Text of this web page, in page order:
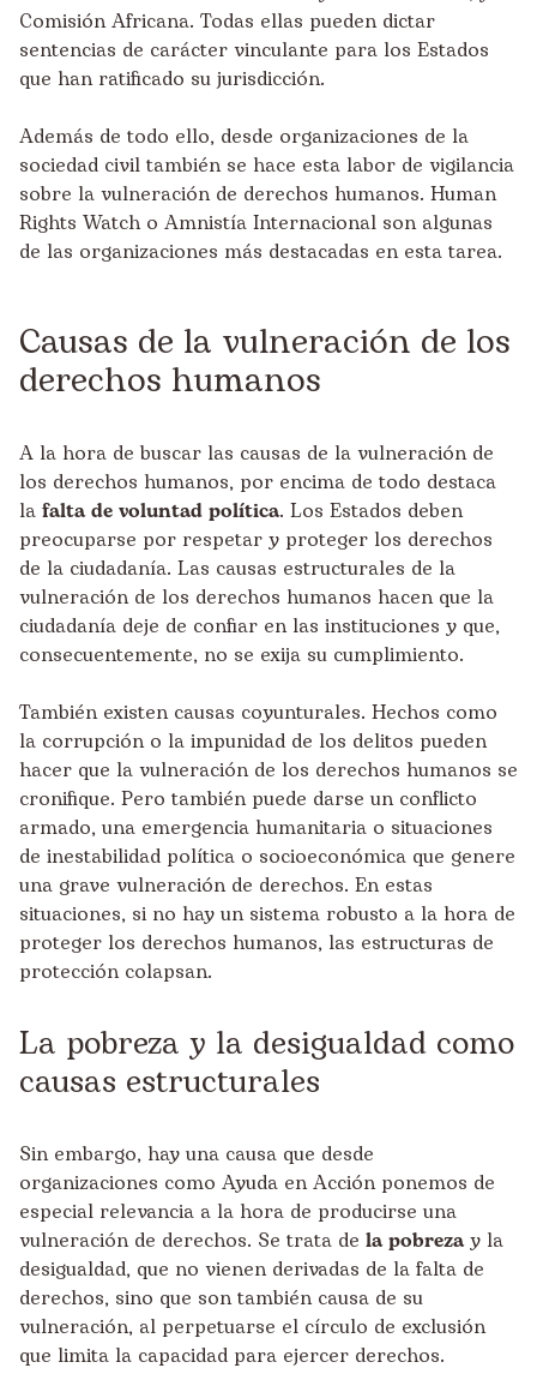
Comisión Africana. Todas ellas pueden dictar
sentencias de carácter vinculante para los Estados
que han ratificado su jurisdicción.
Además de todo ello, desde organizaciones de la
sociedad civil también se hace esta labor de vigilancia
sobre la vulneración de derechos humanos. Human
Rights Watch o Amnistía Internacional son algunas
de las organizaciones más destacadas en esta tarea.
Causas de la vulneración de los
derechos humanos
A la hora de buscar las causas de la vulneración de
los derechos humanos, por encima de todo destaca
la falta de voluntad política. Los Estados deben
preocuparse por respetar y proteger los derechos
de la ciudadanía. Las causas estructurales de la
vulneración de los derechos humanos hacen que la
ciudadanía deje de confiar en las instituciones y que,
consecuentemente, no se exija su cumplimiento.
También existen causas coyunturales. Hechos como
la corrupción o la impunidad de los delitos pueden
hacer que la vulneración de los derechos humanos se
cronifique. Pero también puede darse un conflicto
armado, una emergencia humanitaria o situaciones
de inestabilidad política o socioeconómica que genere
una grave vulneración de derechos. En estas
situaciones, si no hay un sistema robusto a la hora de
proteger los derechos humanos, las estructuras de
protección colapsan.
La pobreza y la desigualdad como
causas estructurales
Sin embargo, hay una causa que desde
organizaciones como Ayuda en Acción ponemos de
especial relevancia a la hora de producirse una
vulneración de derechos. Se trata de la pobrezay la
desigualdad, que no vienen derivadas de la falta de
derechos, sino que son también causa de su
vulneración, al perpetuarse el círculo de exclusión
que limita la capacidad para ejercer derechos.